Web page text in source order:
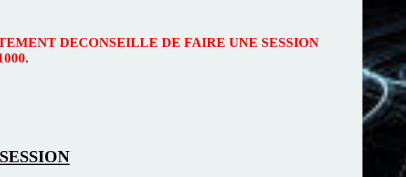
DECONSEILLE DE FAIRE UNE SESSION